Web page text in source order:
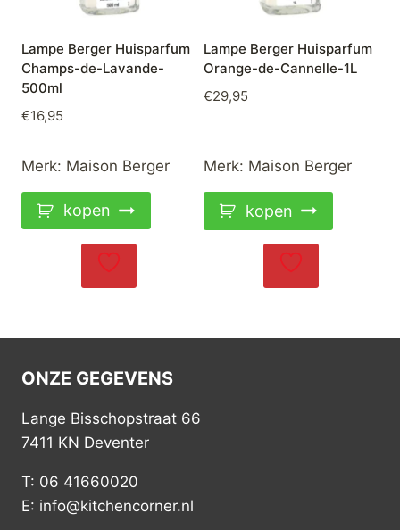
Lampe Berger Huisparfum
Champs-de-Lavande-
500ml
€16,95
Merk: Maison Berger
kopen
Lampe Berger Huisparfum
Orange-de-Cannelle-1L
€29,95
Merk: Maison Berger
kopen
ONZE GEGEVENS
Lange Bisschopstraat 66
7411 KN Deventer
T: 06 41660020
E: info@kitchencorner.nl